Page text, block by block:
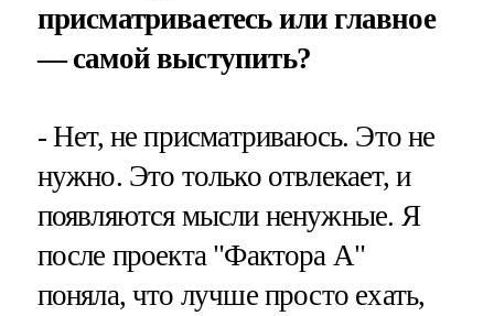
присматриваетесь или главное
— самой выступить?
- Нет, не присматриваюсь. Это не
нужно. Это только отвлекает, и
появляются мысли ненужные. Я
после проекта "Фактора А"
поняла, что лучше просто ехать,